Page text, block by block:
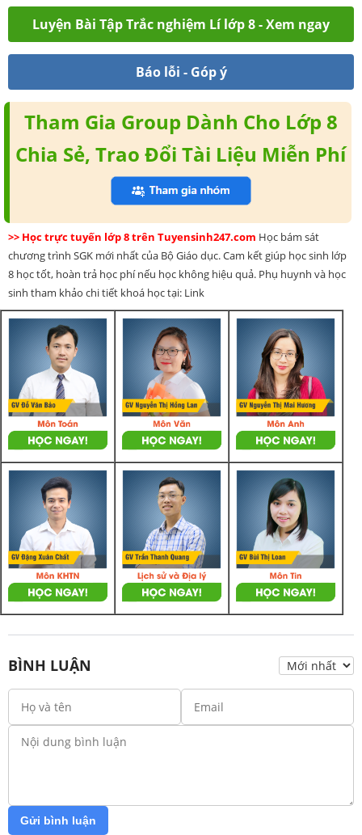
Luyện Bài Tập Trắc nghiệm Lí lớp 8 - Xem ngay
Báo lỗi - Góp ý
Tham Gia Group Dành Cho Lớp 8
Chia Sẻ, Trao Đổi Tài Liệu Miễn Phí
>> Học trực tuyến lớp 8 trên Tuyensinh247.com Học bám sát
chương trình SGK mới nhất của Bộ Giáo dục. Cam kết giúp học sinh lớp
8 học tốt, hoàn trả học phí nếu học không hiệu quả. Phụ huynh và học
sinh tham khảo chi tiết khoá học tại: Link
BÌNH LUẬN
Gửi bình luận